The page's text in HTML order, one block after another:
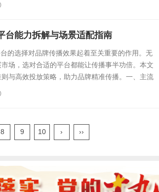
台能力拆解与场景适配指南
的选择对品牌传播效果起着至关重要的作用。无
场，选对合适的平台都能让传播事半功倍。本文
与高效投放策略，助力品牌精准传播。一、主流
平台有着各自独特的优势和适用场景，了解它们
8 9 10 › ››